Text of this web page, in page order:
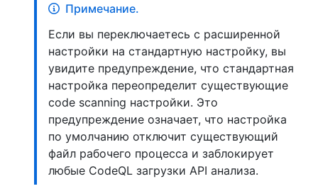
Примечание.
Если вы переключаетесь с расширенной
настройки на стандартную настройку, вы
увидите предупреждение, что стандартная
настройка переопределит существующие
code scanning настройки. Это
предупреждение означает, что настройка
по умолчанию отключит существующий
файл рабочего процесса и заблокирует
любые CodeQL загрузки API анализа.